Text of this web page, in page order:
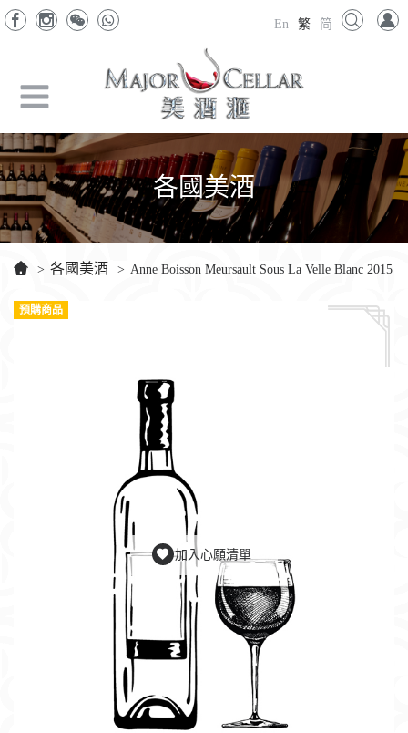
En 繁 简
各國美酒
> 各國美酒 > Anne Boisson Meursault Sous La Velle Blanc 2015
加入心願清單
預購商品